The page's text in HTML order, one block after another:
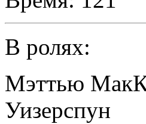
В ролях:
Мэттью
Уизерспун